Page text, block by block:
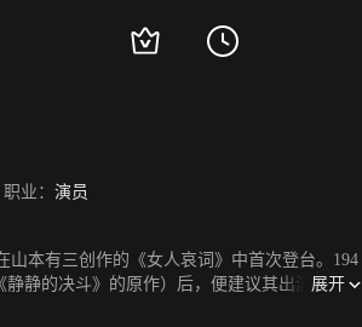
职业： 演员
山本有三创作的《女人哀词》中首次登台。194
静的决斗》的原作）后，便建议其出演自己的
展开